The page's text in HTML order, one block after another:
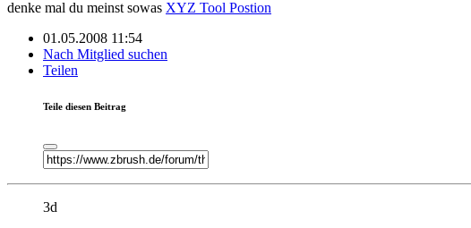
denke mal du meinst sowas XYZ Tool Postion
01.05.2008 11:54
Nach Mitglied suchen
Teilen
Teile diesen Beitrag
3d